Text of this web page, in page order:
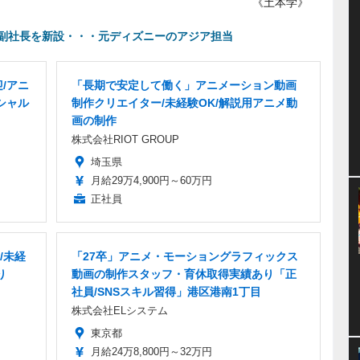
《土本学》
社長を新設・・・元ディズニーのアジア担当
/アニ
ャル
「長期で安定して働く」アニメーション動画
制作クリエイター/未経験OK/解説用アニメ動
画の制作
株式会社RIOT GROUP
埼玉県
月給29万4,900円～60万円
正社員
未経
「27卒」アニメ・モーショングラフィックス
動画の制作スタッフ・育休取得実績あり「正
社員/SNSスキル習得」港区港南1丁目
株式会社ELシステム
東京都
月給24万8,800円～32万円